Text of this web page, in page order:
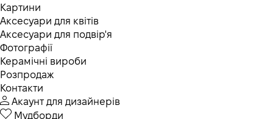
Картини
Аксесуари для квітів
Аксесуари для подвір'я
Фотографії
Керамічні вироби
Розпродаж
Контакти
Акаунт для дизайнерів
Мудборди